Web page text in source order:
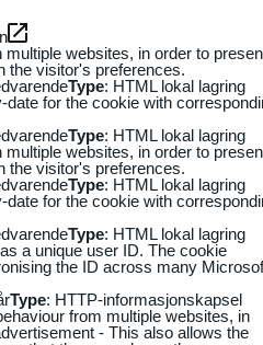
websites, in order to
the visitor's preferences.
Type: HTML lokal lagring
date for the cookie with
Type: HTML lokal lagring
websites, in order to
the visitor's preferences.
Type: HTML lokal lagring
date for the cookie with
Type: HTML lokal lagring
a unique user ID. The cookie
the ID across many
Type: HTTP-informasjonskapsel
from multiple websites, in
- This also allows the